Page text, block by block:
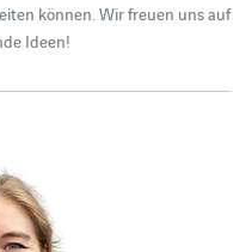
können. Wir freuen uns auf
Ideen!